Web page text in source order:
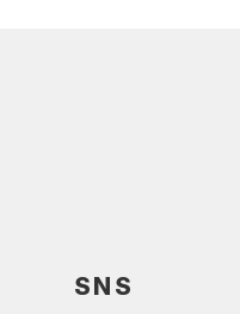
SNS